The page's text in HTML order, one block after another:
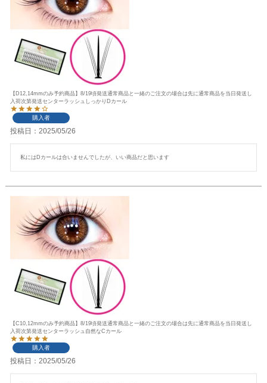
【D12,14mmのみ予約商品】8/19頃発送通常商品と一緒のご注文の場合は先に通常商品を当日発送し
入荷次第発送センターラッシュしっかりDカール
購入者
投稿日 2025/05/26
私にはDカールは合いませんでしたが、いい商品だと思います
【C10,12mmのみ予約商品】8/19頃発送通常商品と一緒のご注文の場合は先に通常商品を当日発送し
入荷次第発送センターラッシュ自然なCカール
購入者
投稿日 2025/05/26